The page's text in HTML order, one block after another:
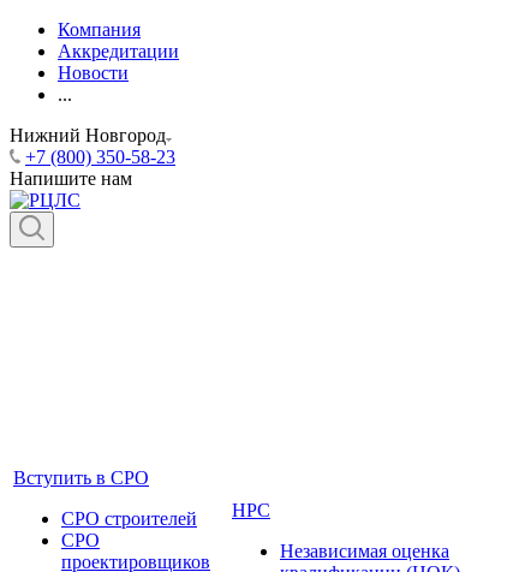
Компания
Аккредитации
Новости
...
Нижний Новгород
+7 (800) 350-58-23
Напишите нам
Вступить в СРО
СРО строителей
СРО
проектировщиков
НРС
Независимая оценка